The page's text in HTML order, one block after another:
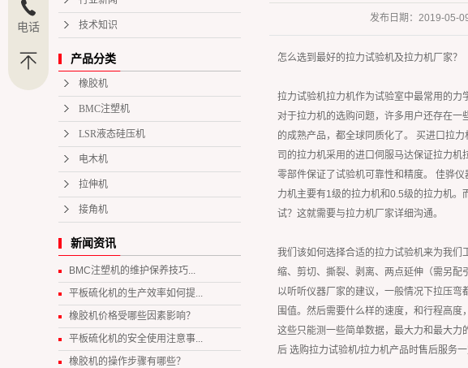
技术知识
产品分类
橡胶机
BMC注塑机
LSR液态硅压机
电木机
拉伸机
接角机
新闻资讯
BMC注塑机的维护保养技巧...
平板硫化机的生产效率如何提...
橡胶机价格受哪些因素影响？
平板硫化机的安全使用注意事...
橡胶机的操作步骤有哪些？
发布日期： 2019-05-
怎么选到最好的拉力试验机及拉力机厂家？
拉力试验机拉力机作为试验室中最常用的
对于拉力机的选购问题，许多用户还存在
的成熟产品，都全球同质化了。 买进口拉
司的拉力机采用的进口伺服马达保证拉力
零部件保证了试验机可靠性和精度。 佳骅
力机主要有1级的拉力机和0.5级的拉力机
试？这就需要与拉力机厂家详细沟通。
我们该如何选择合适的拉力试验机来为我
缩、剪切、撕裂、剥离、两点延伸（需另配
以听听仪器厂家的建议，一般情况下拉压
围值。然后需要什么样的速度，和行程高
这些只能测一些简单数据，最大力和最大
后 选购拉力试验机/拉力机产品时售后服务
电话